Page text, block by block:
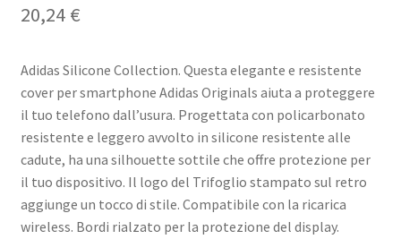
20,24 €
Adidas Silicone Collection. Questa elegante e resistente
cover per smartphone Adidas Originals aiuta a proteggere
il tuo telefono dall’usura. Progettata con policarbonato
resistente e leggero avvolto in silicone resistente alle
cadute, ha una silhouette sottile che offre protezione per
il tuo dispositivo. Il logo del Trifoglio stampato sul retro
aggiunge un tocco di stile. Compatibile con la ricarica
wireless. Bordi rialzato per la protezione del display.